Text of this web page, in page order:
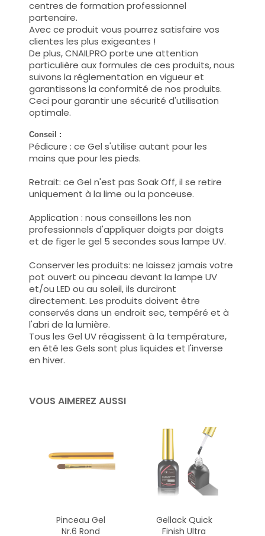
centres de formation professionnel
partenaire.
Avec ce produit vous pourrez satisfaire vos
clientes les plus exigeantes !
De plus, CNAILPRO porte une attention
particulière aux formules de ces produits, nous
suivons la réglementation en vigueur et
garantissons la conformité de nos produits.
Ceci pour garantir une sécurité d'utilisation
optimale.
Conseil :
Pédicure : ce Gel s'utilise autant pour les
mains que pour les pieds.
Retrait: ce Gel n'est pas Soak Off, il se retire
uniquement à la lime ou la ponceuse.
Application : nous conseillons les non
professionnels d'appliquer doigts par doigts
et de figer le gel 5 secondes sous lampe UV.
Conserver les produits: ne laissez jamais votre
pot ouvert ou pinceau devant la lampe UV
et/ou LED ou au soleil, ils durciront
directement. Les produits doivent être
conservés dans un endroit sec, tempéré et à
l'abri de la lumière.
Tous les Gel UV réagissent à la température,
en été les Gels sont plus liquides et l'inverse
en hiver.
VOUS AIMEREZ AUSSI
Pinceau Gel
Nr.6 Rond
Gellack Quick
Finish Ultra